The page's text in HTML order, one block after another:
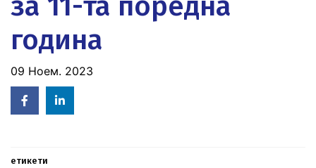
година
09 Ноем. 2023
Facebook
in
етикети